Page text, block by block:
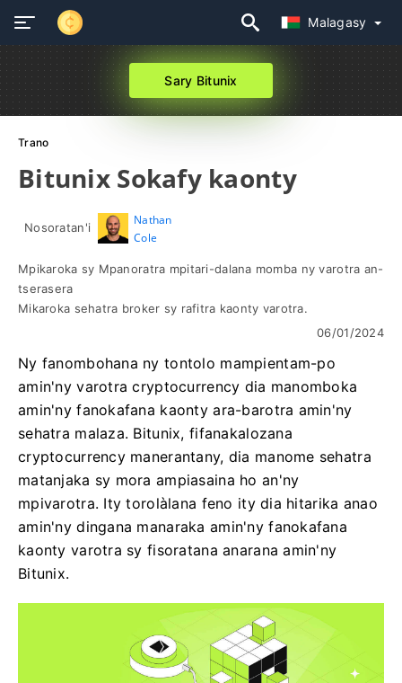
Malagasy
Sary Bitunix
Trano
Bitunix Sokafy kaonty
Nosoratan'i
Nathan
Cole
Mpikaroka sy Mpanoratra mpitari-dalana momba ny varotra an-
tserasera
Mikaroka sehatra broker sy rafitra kaonty varotra.
06/01/2024
Ny fanombohana ny tontolo mampientam-po
amin'ny varotra cryptocurrency dia manomboka
amin'ny fanokafana kaonty ara-barotra amin'ny
sehatra malaza. Bitunix, fifanakalozana
cryptocurrency manerantany, dia manome sehatra
matanjaka sy mora ampiasaina ho an'ny
mpivarotra. Ity torolàlana feno ity dia hitarika anao
amin'ny dingana manaraka amin'ny fanokafana
kaonty varotra sy fisoratana anarana amin'ny
Bitunix.